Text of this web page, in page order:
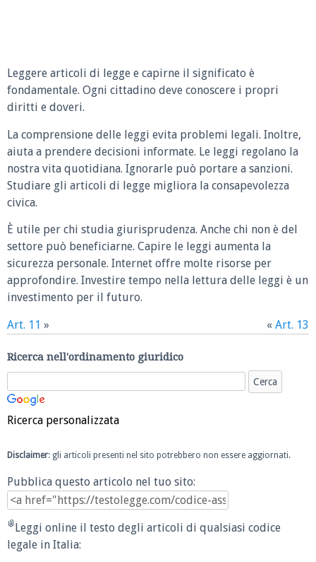
Leggere articoli di legge e capirne il significato è
fondamentale. Ogni cittadino deve conoscere i propri
diritti e doveri.
La comprensione delle leggi evita problemi legali. Inoltre,
aiuta a prendere decisioni informate. Le leggi regolano la
nostra vita quotidiana. Ignorarle può portare a sanzioni.
Studiare gli articoli di legge migliora la consapevolezza
civica.
È utile per chi studia giurisprudenza. Anche chi non è del
settore può beneficiarne. Capire le leggi aumenta la
sicurezza personale. Internet offre molte risorse per
approfondire. Investire tempo nella lettura delle leggi è un
investimento per il futuro.
Art. 11 » « Art. 13
Ricerca nell'ordinamento giuridico
Ricerca personalizzata
Disclaimer: gli articoli presenti nel sito potrebbero non essere aggiornati.
Pubblica questo articolo nel tuo sito:
Leggi online il testo degli articoli di qualsiasi codice
legale in Italia: